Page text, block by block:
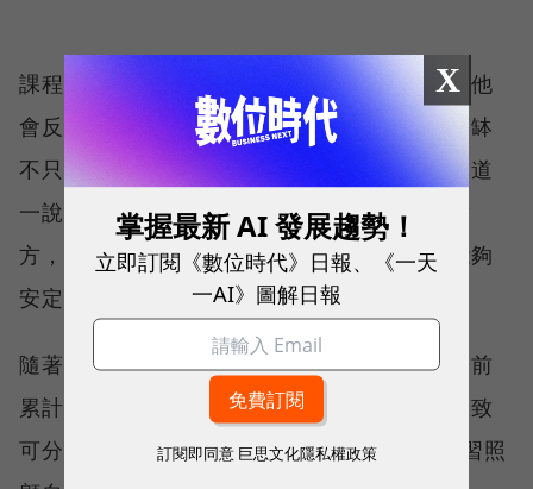
課程除了基礎知識，更強調的是個人的調適，他
會反覆提醒學員持續留意自己的狀態，因為頌缽
不只是單向的施作，更是雙方的狀態交流，林道
一說，「要判斷這次做得好不好，不用先問對
方，先問自己有沒有安定下來。」當施作者能夠
安定下來，被施作者也愈容易跟著放鬆。
隨著課程逐漸穩定，學員人數也持續增加，目前
累計已破千人。林道一形容，前來學習的人大致
可分2類，一類是單純喜歡頌缽，希望透過學習照
X
掌握最新 AI 發展趨勢！
立即訂閱《數位時代》日報、《一天
一AI》圖解日報
訂閱即同意 巨思文化隱私權政策